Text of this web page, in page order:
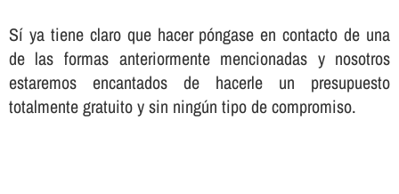
Sí ya tiene claro que hacer póngase en contacto de una
de las formas anteriormente mencionadas y nosotros
estaremos encantados de hacerle un presupuesto
totalmente gratuito y sin ningún tipo de compromiso.